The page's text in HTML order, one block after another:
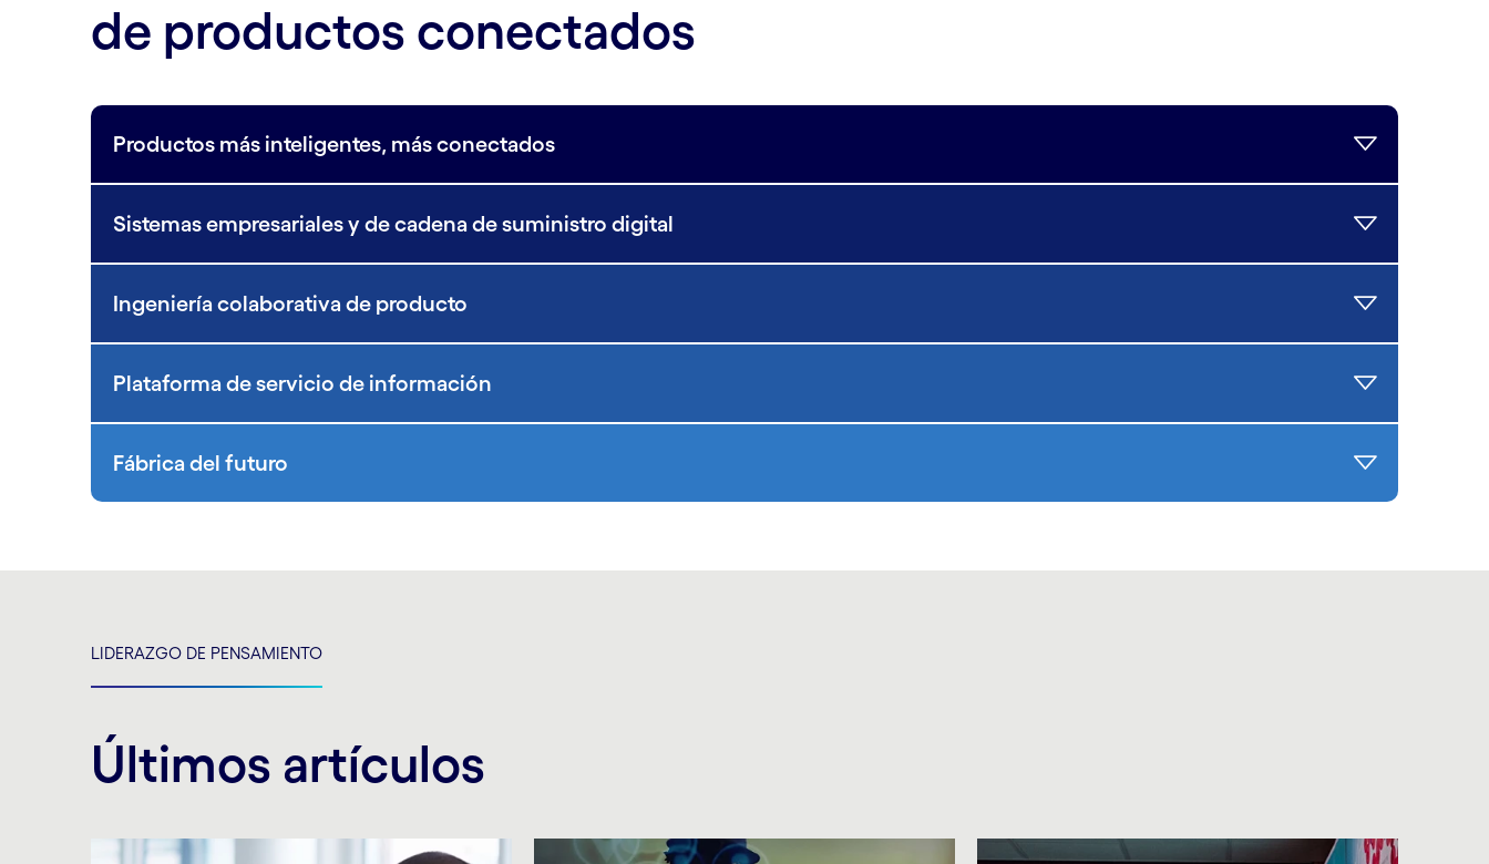
de productos conectados
Productos más inteligentes, más conectados
Sistemas empresariales y de cadena de suministro digital
Ingeniería colaborativa de producto
Plataforma de servicio de información
Fábrica del futuro
LIDERAZGO DE PENSAMIENTO
Últimos artículos
Carousel starts